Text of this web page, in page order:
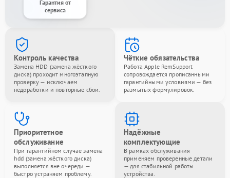
Гарантия от
сервиса
Контроль качества
Замена HDD (замена жёсткого
диска) проходит многоэтапную
проверку — исключаем
недоработки и повторные сбои.
Чёткие обязательства
Работа Apple RemSupport
сопровождается прописанными
гарантийными условиями — без
размытых формулировок.
Приоритетное
обслуживание
При гарантийном случае замена
hdd (замена жёсткого диска)
выполняется вне очереди —
быстро устраняем проблему.
Надёжные
комплектующие
В рамках обслуживания
применяем проверенные детали
— для стабильной работы
устройства.